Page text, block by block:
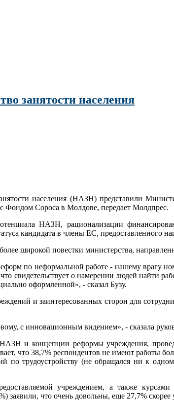
занятости населения
населения (НАЗН) представили
Фондом Сороса в Молдове, передает Молдпрес.
НАЗН, рационализации
кандидата в члены ЕС, предоставленного
широкой повестки министерства,
по неформальной работе - нашему врагу
свидетельствует о намерении людей найти
оформленной», - сказал Бузу.
и заинтересованных сторон для
с инновационным видением», - сказала
и концепции реформы учреждения,
что 38,7% респондентов не имеют работы
трудоустройству (не обращался ни к
учреждением, а также
заявили, что очень довольны, еще 27,7% скорее